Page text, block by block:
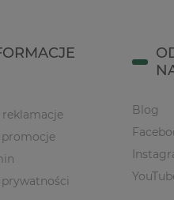
promocje
Blog